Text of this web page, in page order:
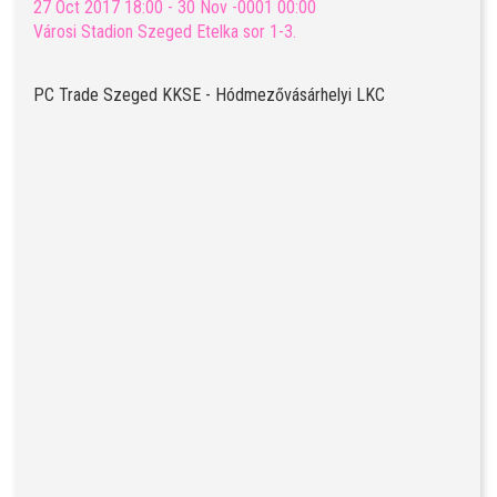
27 Oct 2017 18:00 - 30 Nov -0001 00:00
Városi Stadion Szeged Etelka sor 1-3.
PC Trade Szeged KKSE - Hódmezővásárhelyi LKC